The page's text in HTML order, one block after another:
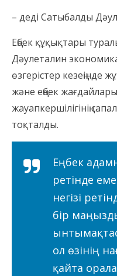
– деді Сатыбалды
Еңбек құқықтары
Дәулеталин
өзгерістер кезеңінде
және еңбек
жауапкершілігінің
тоқталды.
Еңбек
ретінде
негізі
бір
ол өзінің
қайта